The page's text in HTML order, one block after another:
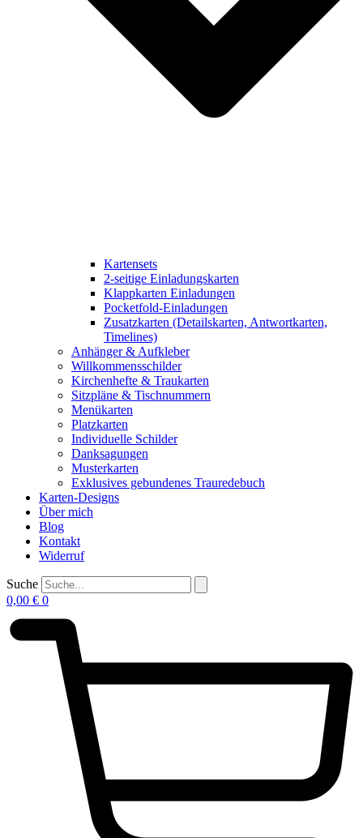
Kartensets
2-seitige Einladungskarten
Klappkarten Einladungen
Pocketfold-Einladungen
Zusatzkarten (Detailskarten, Antwortkarten,
Timelines)
Anhänger & Aufkleber
Willkommensschilder
Kirchenhefte & Traukarten
Sitzpläne & Tischnummern
Menükarten
Platzkarten
Individuelle Schilder
Danksagungen
Musterkarten
Exklusives gebundenes Trauredebuch
Karten-Designs
Über mich
Blog
Kontakt
Widerruf
Suche
0,00 € 0